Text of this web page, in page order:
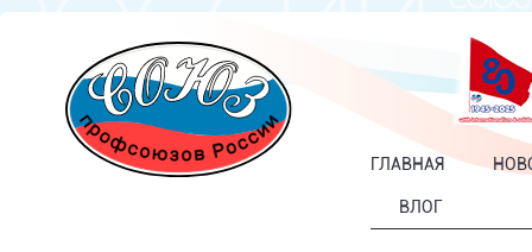
ГЛАВНАЯ
ВЛОГ